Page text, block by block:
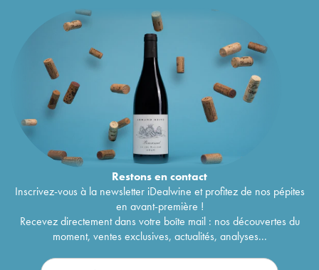
Restons encontact
Inscrivez-vous à la newsletter iDealwine et profitez de nos pépites
en avant-première !
Recevez directement dans votre boîte mail : nos découvertes du
moment, ventes exclusives, actualités, analyses...